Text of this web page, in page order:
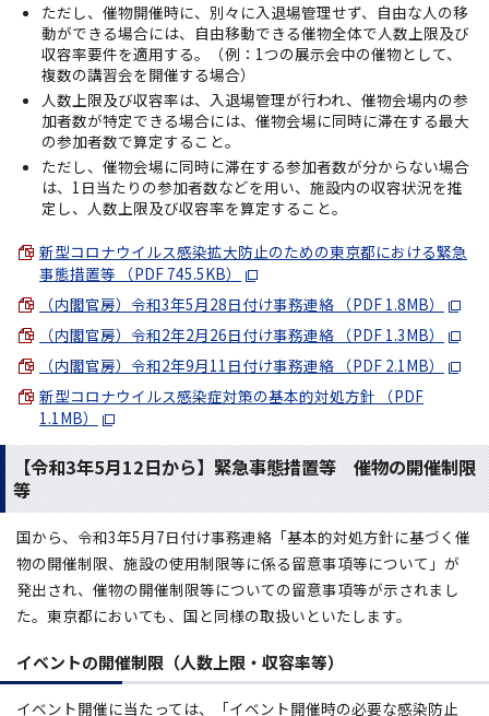
ただし、催物開催時に、別々に入退場管理せず、自由な人の移
動ができる場合には、自由移動できる催物全体で人数上限及び
収容率要件を適用する。（例：1つの展示会中の催物として、
複数の講習会を開催する場合）
人数上限及び収容率は、入退場管理が行われ、催物会場内の参
加者数が特定できる場合には、催物会場に同時に滞在する最大
の参加者数で算定すること。
ただし、催物会場に同時に滞在する参加者数が分からない場合
は、1日当たりの参加者数などを用い、施設内の収容状況を推
定し、人数上限及び収容率を算定すること。
新型コロナウイルス感染拡大防止のための東京都における緊急
事態措置等 （PDF 745.5KB）
（内閣官房）令和3年5月28日付け事務連絡 （PDF 1.8MB）
（内閣官房）令和2年2月26日付け事務連絡 （PDF 1.3MB）
（内閣官房）令和2年9月11日付け事務連絡 （PDF 2.1MB）
新型コロナウイルス感染症対策の基本的対処方針 （PDF
1.1MB）
【令和3年5月12日から】緊急事態措置等 催物の開催制限
等
国から、令和3年5月7日付け事務連絡「基本的対処方針に基づく催
物の開催制限、施設の使用制限等に係る留意事項等について」が
発出され、催物の開催制限等についての留意事項等が示されまし
た。東京都においても、国と同様の取扱いといたします。
イベントの開催制限（人数上限・収容率等）
イベント開催に当たっては、「イベント開催時の必要な感染防止